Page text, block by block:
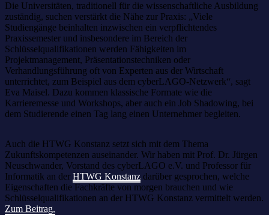
Die Universitäten, traditionell für die wissenschaftliche Ausbildung
zuständig, suchen verstärkt die Nähe zur Praxis: „Viele
Studiengänge beinhalten inzwischen ein verpflichtendes
Praxissemester und insbesondere im Bereich der
Schlüsselqualifikationen werden Fähigkeiten im
Projektmanagement, Präsentationstechniken oder
Verhandlungsführung oft von Experten aus der Wirtschaft
unterrichtet, zum Beispiel aus dem cyberLAGO-Netzwerk“, sagt
Eva Maisel. Dazu kommen klassische Formate wie die
Karrieremesse und Workshops, aber auch ein Job Shadowing, bei
dem Studierende einen Tag lang einen Unternehmer begleiten.
Auch die HTWG Konstanz setzt sich mit dem Thema
Zukunftskompetenzen auseinander. Wir haben mit Prof. Dr. Jürgen
Neuschwander, Vorstand des cyberLAGO e.V. und Professor für
Informatik an der HTWG Konstanz darüber gesprochen, welche
Eigenschaften die Fachkräfte von morgen brauchen und wie
Schlüsselqualifikationen an der HTWG Konstanz vermittelt werden.
Zum Beitrag.